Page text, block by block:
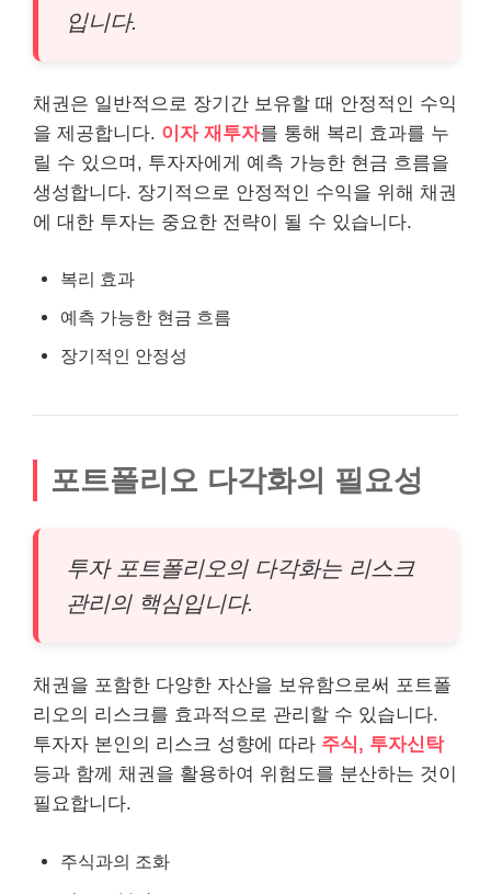
입니다.
채권은 일반적으로 장기간 보유할 때 안정적인 수익
을 제공합니다. 이자 재투자를 통해 복리 효과를 누
릴 수 있으며, 투자자에게 예측 가능한 현금 흐름을
생성합니다. 장기적으로 안정적인 수익을 위해 채권
에 대한 투자는 중요한 전략이 될 수 있습니다.
복리 효과
예측 가능한 현금 흐름
장기적인 안정성
포트폴리오 다각화의 필요성
투자 포트폴리오의 다각화는 리스크
관리의 핵심입니다.
채권을 포함한 다양한 자산을 보유함으로써 포트폴
리오의 리스크를 효과적으로 관리할 수 있습니다.
투자자 본인의 리스크 성향에 따라 주식, 투자신탁
등과 함께 채권을 활용하여 위험도를 분산하는 것이
필요합니다.
주식과의 조화